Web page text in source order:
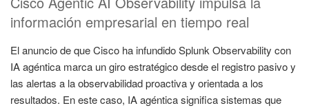
información empresarial en tiempo real
El anuncio de que Cisco ha infundido Splunk Observability con
IA agéntica marca un giro estratégico desde el registro pasivo y
las alertas a la observabilidad proactiva y orientada a los
resultados. En este caso, IA agéntica significa sistemas que